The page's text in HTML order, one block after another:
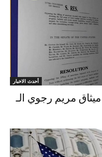
أحدث الاخبار
مريم رجوي الـ